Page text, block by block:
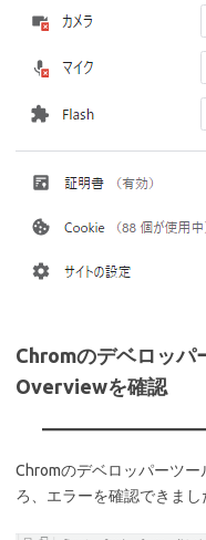
Chromのデベロッ
Overviewを確認
Chromのデベロッパーツ
ろ、エラーを確認できまし